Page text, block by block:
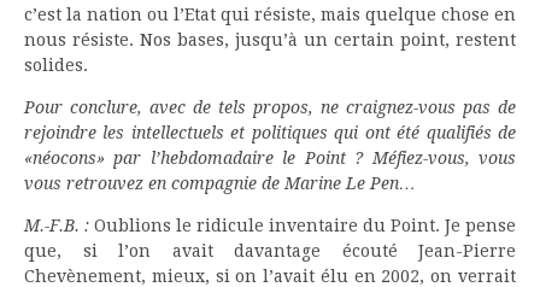
c’est la nation ou l’Etat qui résiste, mais quelque chose en
nous résiste. Nos bases, jusqu’à un certain point, restent
solides.
Pour conclure, avec de tels propos, ne craignez-vous pas de
rejoindre les intellectuels et politiques qui ont été qualifiés de
«néocons» par l’hebdomadaire le Point ? Méfiez-vous, vous
vous retrouvez en compagnie de Marine Le Pen…
M.-F.B. : Oublions le ridicule inventaire du Point. Je pense
que, si l’on avait davantage écouté Jean-Pierre
Chevènement, mieux, si on l’avait élu en 2002, on verrait